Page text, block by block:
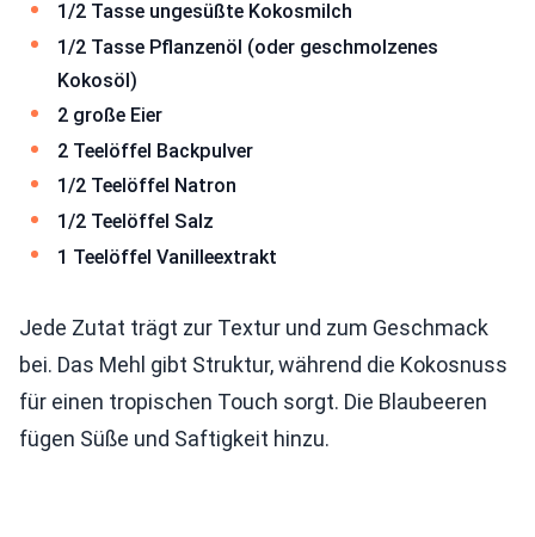
1/2 Tasse ungesüßte Kokosmilch
1/2 Tasse Pflanzenöl (oder geschmolzenes
Kokosöl)
2 große Eier
2 Teelöffel Backpulver
1/2 Teelöffel Natron
1/2 Teelöffel Salz
1 Teelöffel Vanilleextrakt
Jede Zutat trägt zur Textur und zum Geschmack
bei. Das Mehl gibt Struktur, während die Kokosnuss
für einen tropischen Touch sorgt. Die Blaubeeren
fügen Süße und Saftigkeit hinzu.